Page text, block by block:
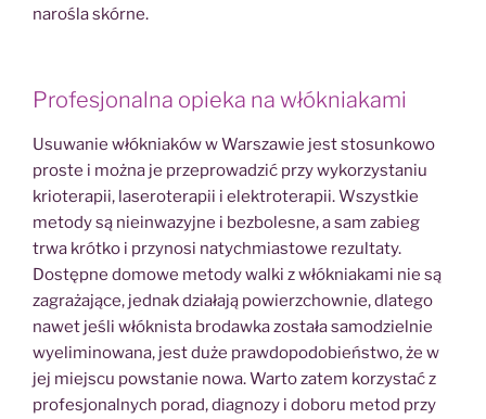
narośla skórne.
Profesjonalna opieka na włókniakami
Usuwanie włókniaków w Warszawie jest stosunkowo
proste i można je przeprowadzić przy wykorzystaniu
krioterapii, laseroterapii i elektroterapii. Wszystkie
metody są nieinwazyjne i bezbolesne, a sam zabieg
trwa krótko i przynosi natychmiastowe rezultaty.
Dostępne domowe metody walki z włókniakami nie są
zagrażające, jednak działają powierzchownie, dlatego
nawet jeśli włóknista brodawka została samodzielnie
wyeliminowana, jest duże prawdopodobieństwo, że w
jej miejscu powstanie nowa. Warto zatem korzystać z
profesjonalnych porad, diagnozy i doboru metod przy